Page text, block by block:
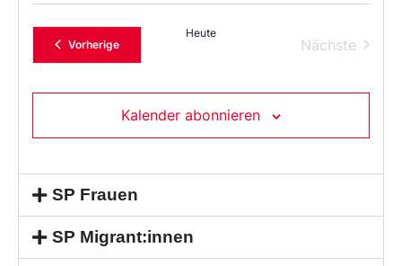
VorherigeVeranstaltungen
Heute
Nächste
Kalender abonnieren
SP Frauen
SP Migrant:innen